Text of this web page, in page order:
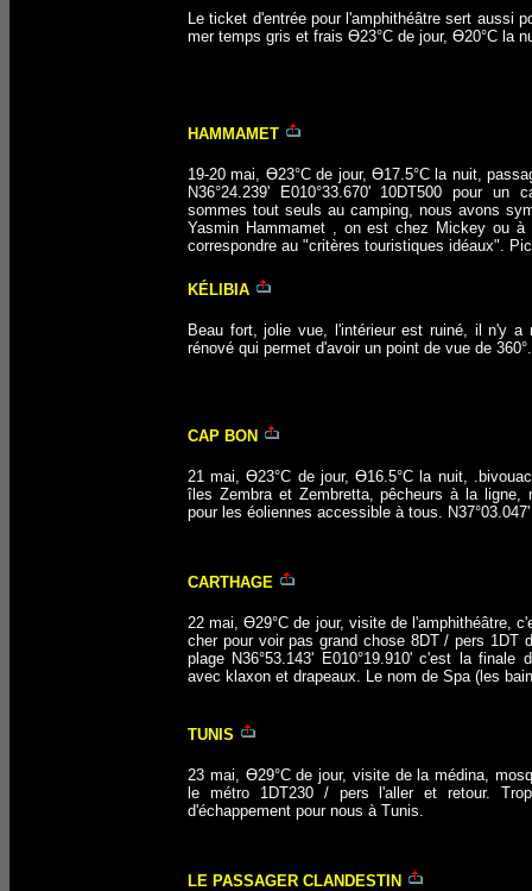
Le ticket d'entrée pour l'amphithéâtre sert aussi
mer temps gris et frais Ө23°C de jour, Ө20°C la
HAMMAMET
19-20 mai, Ө23°C de jour, Ө17.5°C la nuit,
N36°24.239' E010°33.670' 10DT500 pour
sommes tout seuls au camping, nous avons
Yasmin Hammamet , on est chez Mickey ou
correspondre au "critères touristiques idéaux".
KÉLIBIA
Beau fort, jolie vue, l'intérieur est ruiné, il n'y
rénové qui permet d'avoir un point de vue de
CAP BON
21 mai, Ө23°C de jour, Ө16.5°C la nuit,
îles Zembra et Zembretta, pêcheurs à la
pour les éoliennes accessible à tous. N37°03.047'
CARTHAGE
22 mai, Ө29°C de jour, visite de l'amphithéâtre,
cher pour voir pas grand chose 8DT / pers 1DT
plage N36°53.143' E010°19.910' c'est la
avec klaxon et drapeaux. Le nom de Spa (les
TUNIS
23 mai, Ө29°C de jour, visite de la médina,
le métro 1DT230 / pers l'aller et retour.
d'échappement pour nous à Tunis.
LE PASSAGER CLANDESTIN